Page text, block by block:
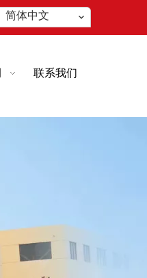
简体中文
联系我们